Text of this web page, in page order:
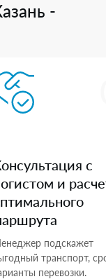
-
с
и
подскажет
транспорт,
перевозки.